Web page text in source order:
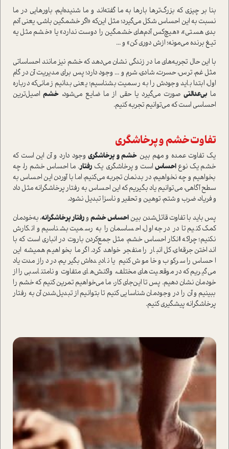
بنا بر چیزی که بزرگ‌تر‌ها بارها به ما گفته‌اند و ما شنیده‌ایم، باور‌هایی در ما
نسبت‌ به این احساس شکل می‌گیرد؛ مثل این‌که «اگر خشمگین باشی، یعنی آدم
بدی هستی»، «هیچ‌کس آدم‌های خشمگین را دوست ندارد» یا «خشم مثل یه
تیغ برنده می‌مونه؛ ازش دوری کن» و ...
با این حال تجربه‌‌های ما در زندگی نشان می‌دهد که خشم نیز مانند احساساتی
مثل غم، ترس، حسرت، شادی، شرم و ... وجود دارد؛ پس برای مدیریت آن در گام
اول، ابتدا باید وجودش را به رسمیت بشناسیم؛ یعنی بدانیم زمانی‌که درباره
ما بی‌عدالتی صورت می‌گیرد یا حقی از ما ضایع ‌می‌شود، خشماصیل‌ترین
احساسی ا‌ست که می‌توانیم تجربه کنیم.
تفاوت خشم و پرخاشگری
یک تفاوت عمده و مهم بین خشم و پرخاشگریوجود دارد و آن این ا‌ست که
خشم یک نوعاحساس ا‌ست و پرخاشگری یک رفتار. ما احساس خشم را، چه
بخواهیم و چه نخواهیم، در بدنمان تجربه می‌کنیم، اما با آوردن این احساس به
سطح آگاهی، می‌توانیم یاد بگیریم که این احساس به رفتار پرخاشگرانه مثل داد
و فریاد، ضرب و شتم، توهین و تحقیر و ناسزا تبدیل نشود.
پس باید با تفاوت قائل‌شدن بیناحساس خشمورفتار پرخاشگرانه، به‌خودمان
کمک کنیم تا در درجه اول، احساسمان را به رسمیت بشناسیم و انکارش
نکنیم؛ چرا‌که انکار احساس خشم، مثل جمع‌کردن باروت در انباری ا‌ست که با
انداختن جرقه‌ای، کل انبار را منفجر خواهد کرد. اگر ما بخواهیم همیشه این
احساس را سرکوب و خاموش کنیم یا نادیده‌اش بگیریم، در درازمدت یاد
می‌گیریم که در موقعیت‌های مختلف، واکنش‌های متفاوت و نامتناسبی را از
خودمان نشان دهیم. پس تا این‌جای کار، ما می‌خواهیم تمرین کنیم که خشم را
ببینیم و آن را در وجودمان شناسایی کنیم تا بتوانیم از تبدیل‌شدن آن به رفتار
پرخاشگرانه پیشگیری کنیم.